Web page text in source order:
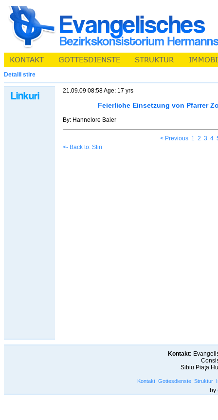
Detalii stire
21.09.09 08:58 Age: 17 yrs
Feierliche Einsetzung von Pfarrer
By: Hannelore Baier
< Previous 1 2 3 4
<- Back to: Stiri
Kontakt:
Sibiu Piaţa
Kontakt Gottesdienste Struktur
by